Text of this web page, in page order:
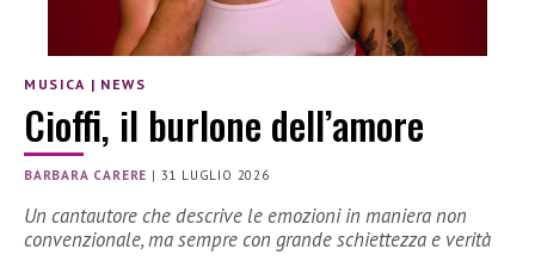
MUSICA | NEWS
Cioffi, il burlone dell’amore
BARBARA CARERE | 31 LUGLIO 2026
Un cantautore che descrive le emozioni in maniera non
convenzionale, ma sempre con grande schiettezza e verità